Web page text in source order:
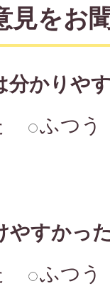
見をお
分かりや
ふつう
やすかっ
ふつう